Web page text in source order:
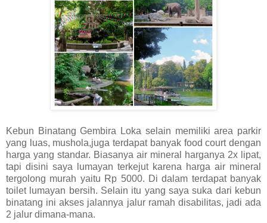
Kebun Binatang Gembira Loka selain memiliki area parkir
yang luas, mushola,juga terdapat banyak food court dengan
harga yang standar. Biasanya air mineral harganya 2x lipat,
tapi disini saya lumayan terkejut karena harga air mineral
tergolong murah yaitu Rp 5000. Di dalam terdapat banyak
toilet lumayan bersih. Selain itu yang saya suka dari kebun
binatang ini akses jalannya jalur ramah disabilitas, jadi ada
2 jalur dimana-mana.